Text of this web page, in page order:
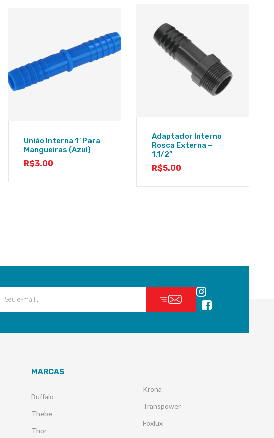
União Interna 1″ Para
Mangueiras (azul)
R$3.00
Adaptador Interno
Rosca Externa –
1.1/2”
R$5.00
MARCAS
Buffalo
Thebe
Thor
Krona
Transpower
Foxlux